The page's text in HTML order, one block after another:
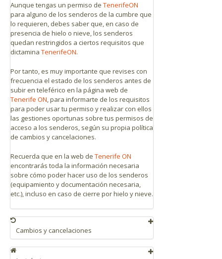
Aunque tengas un permiso de TenerifeON
para alguno de los senderos de la cumbre que
lo requieren, debes saber que, en caso de
presencia de hielo o nieve, los senderos
quedan restringidos a ciertos requisitos que
dictamina TenerifeON.
Por tanto, es muy importante que revises con
frecuencia el estado de los senderos antes de
subir en teleférico en la página web de
Tenerife ON, para informarte de los requisitos
para poder usar tu permiso y realizar con ellos
las gestiones oportunas sobre tus permisos de
acceso a los senderos, según su propia política
de cambios y cancelaciones.
Recuerda que en la web de Tenerife ON
encontrarás toda la información necesaria
sobre cómo poder hacer uso de los senderos
(equipamiento y documentación necesaria,
etc.), incluso en caso de cierre por hielo y nieve.
Cambios y cancelaciones
plazo máximo de 1 año. Se podrá modificar